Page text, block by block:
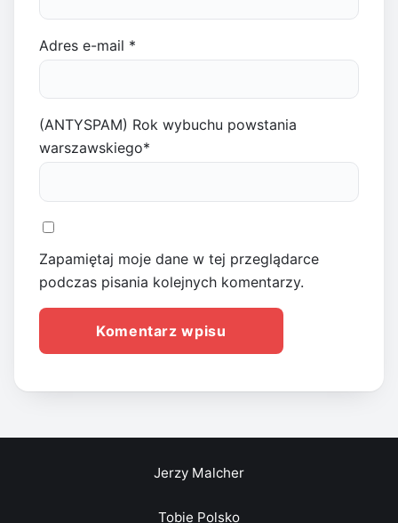
Adres e-mail *
(ANTYSPAM) Rok wybuchu powstania
warszawskiego*
Zapamiętaj moje dane w tej przeglądarce
podczas pisania kolejnych komentarzy.
Jerzy Malcher
Tobie Polsko